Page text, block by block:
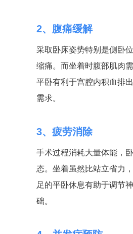
2、腹痛缓解
采取卧床姿势特别是侧卧
缩痛。而坐着时腹部肌肉
平卧有利于宫腔内积血排
需求。
3、疲劳消除
手术过程消耗大量体能，
态。坐着虽然比站立省力
足的平卧休息有助于调节
础。